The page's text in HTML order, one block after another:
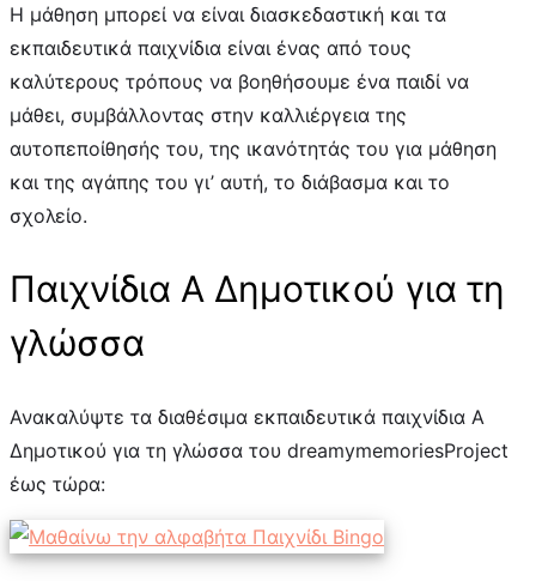
Η μάθηση μπορεί να είναι διασκεδαστική και τα
εκπαιδευτικά παιχνίδια είναι ένας από τους
καλύτερους τρόπους να βοηθήσουμε ένα παιδί να
μάθει, συμβάλλοντας στην καλλιέργεια της
αυτοπεποίθησής του, της ικανότητάς του για μάθηση
και της αγάπης του γι’ αυτή, το διάβασμα και το
σχολείο.
Παιχνίδια Α Δημοτικού για τη
γλώσσα
Ανακαλύψτε τα διαθέσιμα εκπαιδευτικά παιχνίδια Α
Δημοτικού για τη γλώσσα του dreamymemoriesProject
έως τώρα: